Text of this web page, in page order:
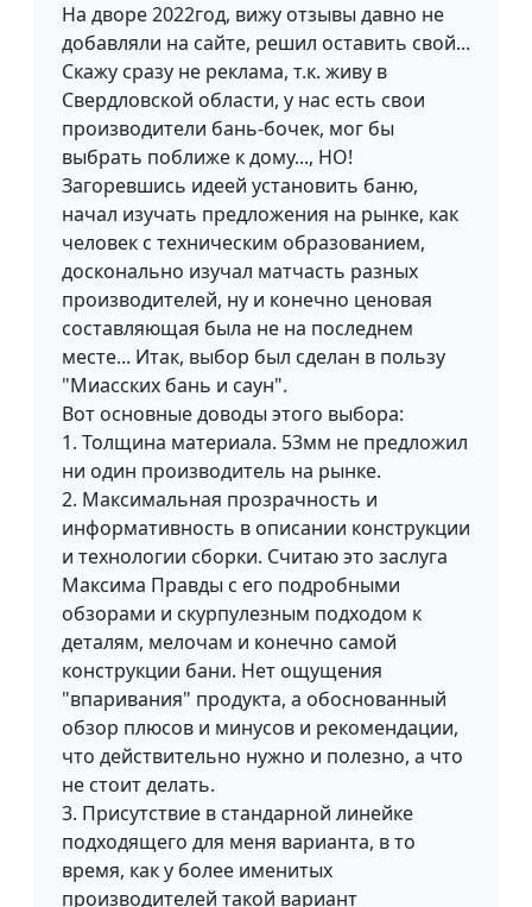
На дворе 2022год, вижу отзывы давно не
добавляли на сайте, решил оставить свой...
Скажу сразу не реклама, т.к. живу в
Свердловской области, у нас есть свои
производители бань-бочек, мог бы
выбрать поближе к дому..., НО!
Загоревшись идеей установить баню,
начал изучать предложения на рынке, как
человек с техническим образованием,
досконально изучал матчасть разных
производителей, ну и конечно ценовая
составляющая была не на последнем
месте... Итак, выбор был сделан в пользу
"Миасских бань и саун".
Вот основные доводы этого выбора:
1. Толщина материала. 53мм не предложил
ни один производитель на рынке.
2. Максимальная прозрачность и
информативность в описании конструкции
и технологии сборки. Считаю это заслуга
Максима Правды с его подробными
обзорами и скурпулезным подходом к
деталям, мелочам и конечно самой
конструкции бани. Нет ощущения
"впаривания" продукта, а обоснованный
обзор плюсов и минусов и рекомендации,
что действительно нужно и полезно, а что
не стоит делать.
3. Присутствие в стандарной линейке
подходящего для меня варианта, в то
время, как у более именитых
производителей такой вариант